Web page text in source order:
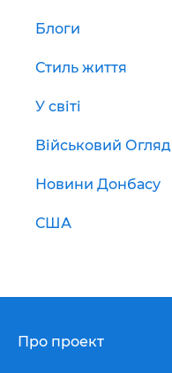
Блоги
Стиль життя
У світі
Військовий Огляд
Новини Донбасу
США
Про проект